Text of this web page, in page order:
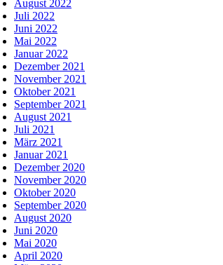
August 2022
Juli 2022
Juni 2022
Mai 2022
Januar 2022
Dezember 2021
November 2021
Oktober 2021
September 2021
August 2021
Juli 2021
März 2021
Januar 2021
Dezember 2020
November 2020
Oktober 2020
September 2020
August 2020
Juni 2020
Mai 2020
April 2020